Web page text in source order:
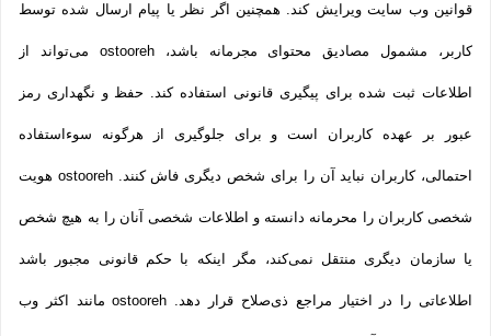
قوانین وب سایت ویرایش کند. همچنین اگر نظر یا پیام ارسال شده توسط
کاربر، مشمول مصادیق محتوای مجرمانه باشد، ostooreh می‌تواند از
اطلاعات ثبت شده برای پیگیری قانونی استفاده کند. حفظ و نگهداری رمز
عبور بر عهده کاربران است و برای جلوگیری از هرگونه سوءاستفاده
احتمالی، کاربران نباید آن را برای شخص دیگری فاش کنند. ostooreh هویت
شخصی کاربران را محرمانه دانسته و اطلاعات شخصی آنان را به هیچ شخص
یا سازمان دیگری منتقل نمی‌کند، مگر اینکه با حکم قانونی مجبور باشد
اطلاعاتی را در اختیار مراجع ذی‌صلاح قرار دهد. ostooreh مانند اکثر وب